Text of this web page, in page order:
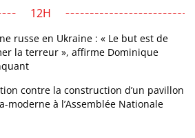
12H
russe en Ukraine : « Le but est de
la terreur », affirme Dominique
contre la construction d’un pavillon
moderne à l’Assemblée Nationale